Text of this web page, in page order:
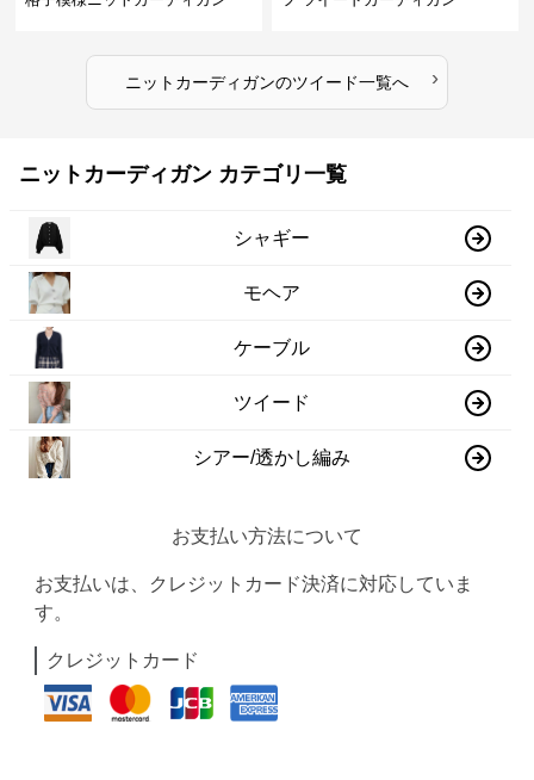
ニットカーディガンのツイード一覧へ ›
ニットカーディガン カテゴリ一覧
シャギー
モヘア
ケーブル
ツイード
シアー/透かし編み
お支払い方法について
お支払いは、クレジットカード決済に対応していま
す。
クレジットカード